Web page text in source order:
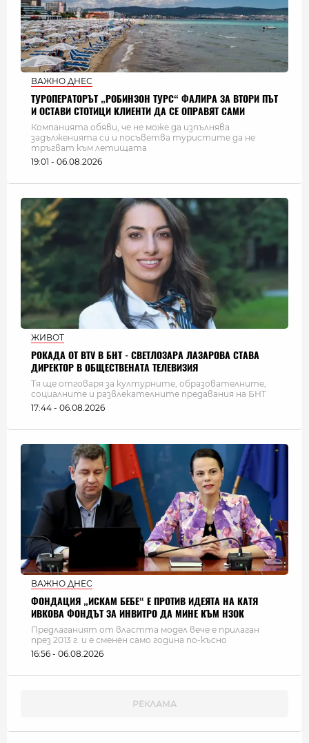
ВАЖНО ДНЕС
ТУРОПЕРАТОРЪТ „РОБИНЗОН ТУРС“ ФАЛИРА ЗА ВТОРИ ПЪТ
И ОСТАВИ СТОТИЦИ КЛИЕНТИ ДА СЕ ОПРАВЯТ САМИ
Компанията обяви, че не може да изпълнява
задълженията си и посъветва туристите да не
тръгват към летищата
19:01 - 06.08.2026
ЖИВОТ
РОКАДА ОТ BTV В БНТ - СВЕТЛОЗАРА ЛАЗАРОВА СТАВА
ДИРЕКТОР В ОБЩЕСТВЕНАТА ТЕЛЕВИЗИЯ
Тя ще отговаря за културните, образователните,
социалните и развлекателните предавания на БНТ
17:44 - 06.08.2026
ВАЖНО ДНЕС
ФОНДАЦИЯ „ИСКАМ БЕБЕ“ Е ПРОТИВ ИДЕЯТА НА КАТЯ
ИВКОВА ФОНДЪТ ЗА ИНВИТРО ДА МИНЕ КЪМ НЗОК
Предлаганият от властта модел вече е прилаган
през 2013 г. и е сменен само година по-късно
16:56 - 06.08.2026